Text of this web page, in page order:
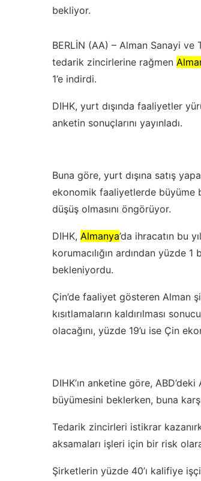
bekliyor.
BERLİN (AA) – Alman Sanayi ve
tedarik zincirlerine rağmen
1’e indirdi.
DIHK, yurt dışında faaliyetler
anketin sonuçlarını yayınladı.
Buna göre, yurt dışına satış
ekonomik faaliyetlerde büyüme
düşüş olmasını öngörüyor.
DIHK, Almanya’da ihracatın bu
korumacılığın ardından yüzde
bekleniyordu.
Çin’de faaliyet gösteren Alman
kısıtlamaların kaldırılması
olacağını, yüzde 19’u ise Çin
DIHK’ın anketine göre,
büyümesini beklerken, buna
Tedarik zincirleri istikrar
aksamaları işleri için bir risk
Şirketlerin yüzde 40’ı kalifiye